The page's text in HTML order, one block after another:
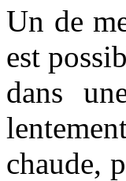
Un de
est
dans
chaude,